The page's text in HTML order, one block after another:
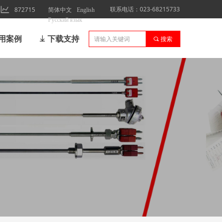
案例 ꄈ 下载支持 끠 搜索
联系电话：023-68215733
简体中文
English
Русский язык
872715